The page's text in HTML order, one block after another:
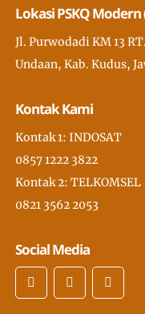
Lokasi PSKQ Modern
Jl. Purwodadi KM 13
Undaan, Kab. Kudus,
Kontak Kami
Kontak 1: INDOSAT
0857 1222 3822
Kontak 2: TELKOMSEL
0821 3562 2053
Social Media